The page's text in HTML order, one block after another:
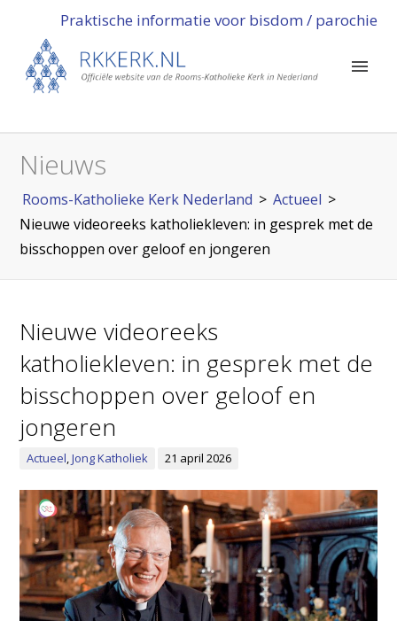
Praktische informatie voor bisdom / parochie
Nieuws
Rooms-Katholieke Kerk Nederland > Actueel >
Nieuwe videoreeks katholiekleven: in gesprek met de
bisschoppen over geloof en jongeren
Nieuwe videoreeks
katholiekleven: in gesprek met de
bisschoppen over geloof en
jongeren
Actueel,Jong Katholiek 21 april 2026